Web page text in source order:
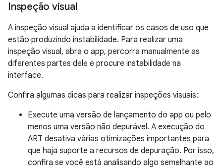
Inspeção visual
A inspeção visual ajuda a identificar os casos de uso que
estão produzindo instabilidade. Para realizar uma
inspeção visual, abra o app, percorra manualmente as
diferentes partes dele e procure instabilidade na
interface.
Confira algumas dicas para realizar inspeções visuais:
Execute uma versão de lançamento do app ou pelo
menos uma versão não depurável. A execução do
ART desativa várias otimizações importantes para
que haja suporte a recursos de depuração. Por isso,
confira se você está analisando algo semelhante ao